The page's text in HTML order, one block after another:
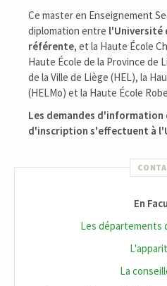
Ce master en Enseignement
diplomation entre l'Université
référente, et la Haute École
Haute École de la Province de
de la Ville de Liège (HEL), la
(HELMo) et la Haute École
Les demandes d'information
d'inscription s'effectuent à
En
Les départements
La